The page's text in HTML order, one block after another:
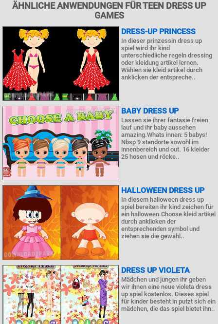
ÄHNLICHE ANWENDUNGEN FÜR TEEN DRESS UP
GAMES
DRESS-UP PRINCESS
In dieser prinzessin dress up
spiel wird ihr kind
unterschiedliche regeln dressing
oder kleidung artikel lernen.
Wählen sie kleid artikel durch
anklicken der entspreche..
BABY DRESS UP
Lassen sie ihrer fantasie freien
lauf und ihr baby aussehen
amazing.Whats innen: 5 babys!
Nbsp 9 standorte sowohl im
innenbereich und out. 16 kleider
25 hosen und röcke..
HALLOWEEN DRESS UP
In diesem halloween dress up
spiel bereiten ihr kind zeichen für
ein halloween.Choose kleid artikel
durch anklicken der
entsprechenden symbol und
ziehen sie die gewähl..
DRESS UP VIOLETA
Mädchen und jungen ihr geben
wir ihnen eine neue violeta dress
up spiel kostenlos. Dieses spiel
für kinder besteht in putzt sich ein
mädchen, die das spiel bietet ihn..